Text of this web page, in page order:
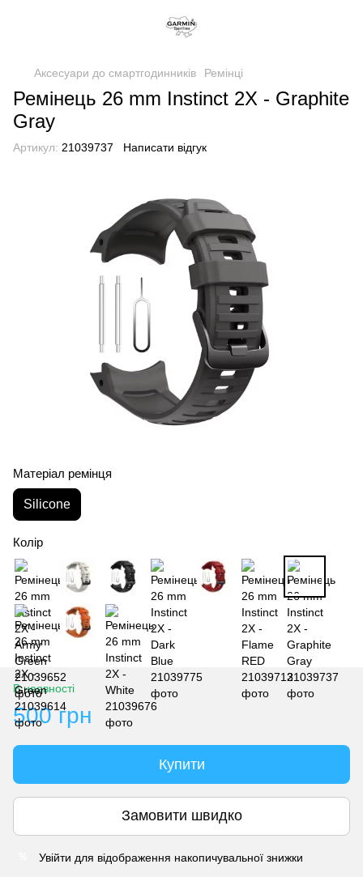
Аксесуари до смартгодинників Ремінці
Ремінець 26 mm Instinct 2X - Graphite
Gray
Артикул: 21039737 Написати відгук
Матеріал ремінця
Silicone
Колір
В наявності
500 грн
Купити
Замовити швидко
Увійти для відображення накопичувальної знижки